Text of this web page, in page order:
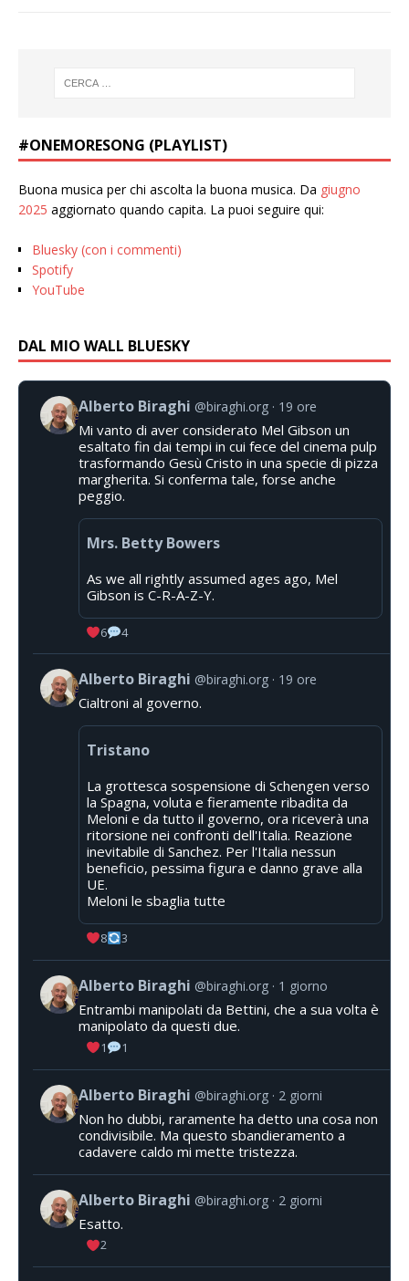
#ONEMORESONG (PLAYLIST)
Buona musica per chi ascolta la buona musica. Da giugno
2025 aggiornato quando capita. La puoi seguire qui:
Bluesky (con i commenti)
Spotify
YouTube
DAL MIO WALL BLUESKY
Alberto Biraghi @biraghi.org 19 ore
Mi vanto di aver considerato Mel Gibson un
esaltato fin dai tempi in cui fece del cinema pulp
trasformando Gesù Cristo in una specie di pizza
margherita. Si conferma tale, forse anche
peggio.
Mrs. Betty Bowers
As we all rightly assumed ages ago, Mel
Gibson is C-R-A-Z-Y.
6 4
Alberto Biraghi @biraghi.org 19 ore
Cialtroni al governo.
Tristano
La grottesca sospensione di Schengen verso
la Spagna, voluta e fieramente ribadita da
Meloni e da tutto il governo, ora riceverà una
ritorsione nei confronti dell'Italia. Reazione
inevitabile di Sanchez. Per l'Italia nessun
beneficio, pessima figura e danno grave alla
UE.
Meloni le sbaglia tutte
8 3
Alberto Biraghi @biraghi.org 1 giorno
Entrambi manipolati da Bettini, che a sua volta è
manipolato da questi due.
1 1
Alberto Biraghi @biraghi.org 2 giorni
Non ho dubbi, raramente ha detto una cosa non
condivisibile. Ma questo sbandieramento a
cadavere caldo mi mette tristezza.
Alberto Biraghi @biraghi.org 2 giorni
Esatto.
2